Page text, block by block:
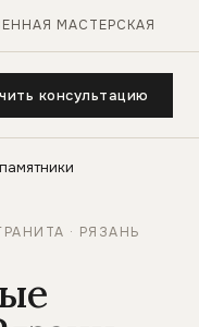
МАСТЕРСКАЯ
консультацию
· РЯЗАНЬ